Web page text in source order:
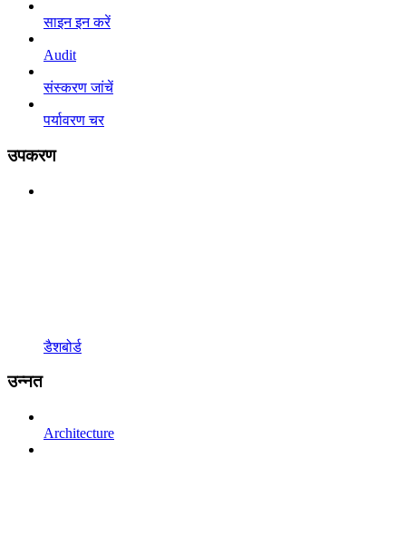
साइन इन करें
Audit
संस्करण जांचें
पर्यावरण चर
उपकरण
डैशबोर्ड
उन्नत
Architecture